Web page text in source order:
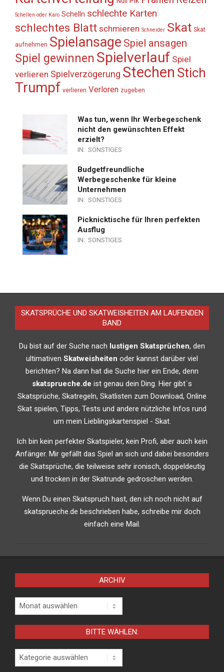
Schellen oder Karo Schelln schlechte Karten
schlechtes Blatt schmieren Schneider Skat Skat
aufnehmen Spielansage Spiel ansagen
Spiel gewinnen Spielverlauf Spiel
verlieren Spielverzögerung Stechen Stich
Trumpf verlieren Verloren zugeben
Was tun, wenn Ihr Werbegeschenk
nicht den gewünschten Effekt
erzielt?
IN: SONSTIGES
Budgetfreundliche
Werbegeschenke für kleine
Unternehmen
IN: SONSTIGES
Picknicktische für Ihren perfekten
Ausflug
IN: SONSTIGES
SKATSPRÜCHE UND SKATWEISHEITEN AM LAUFENDEN
BAND
Du bist auf der Suche nach lustigen Skatsprüchen, den
ultimativen Skatweisheiten oder kannst darüber viel
berichten? Na dann hat die Suche hier ein Ende, denn
skatsprueche.de ist genau dein Ding. Hier gibt´s
Skatsprüche, Skatregeln, Skatlisten zum Download, Online
Skat spielen, Tipps, Tests und andere nützliche Infos rund
um mein Lieblingskartenspiel - Skat.
Ich bin kein perfekter Skatspieler, kein Profi, aber auch kein
Anfänger. Mir gefällt das Spiel an sich und dabei besonders
die Skatsprüche, die teilweise sehr ironisch, doppeldeutig
und trocken in der Skatrunde gedroschen werden.
Wenn Du einen Skatspruch hast, den ich noch nicht auf
skatsprueche.de beschrieben habe, schreibe mir doch
einfach eine Mail.
ARCHIV
Archiv
BITTE WÄHLEN:
Bitte
wählen: